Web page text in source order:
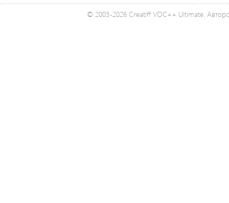
© 2003-2026 Creatiff VOC++ Ultimate.